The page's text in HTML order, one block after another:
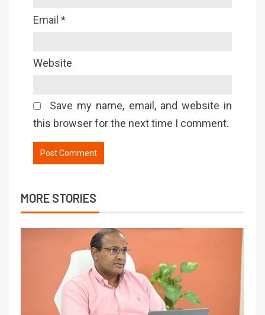
Email *
Website
Save my name, email, and website in
this browser for the next time I comment.
MORE STORIES